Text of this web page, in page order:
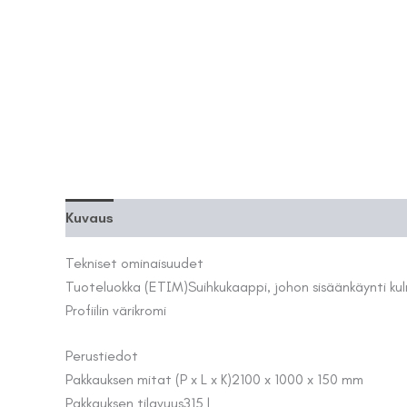
Kuvaus
Tekniset ominaisuudet
Tuoteluokka (ETIM)Suihkukaappi, johon sisäänkäynti
Profiilin värikromi
Perustiedot
Pakkauksen mitat (P x L x K)2100 x 1000 x 150 mm
Pakkauksen tilavuus315 l